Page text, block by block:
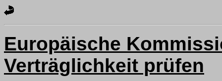
Europäische
Verträglichkeit prüfen